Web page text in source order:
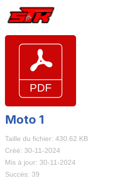
contenu
Moto 1
Taille du fichier: 430.62 KB
Créé: 30-11-2024
Mis à jour: 30-11-2024
Succès: 39